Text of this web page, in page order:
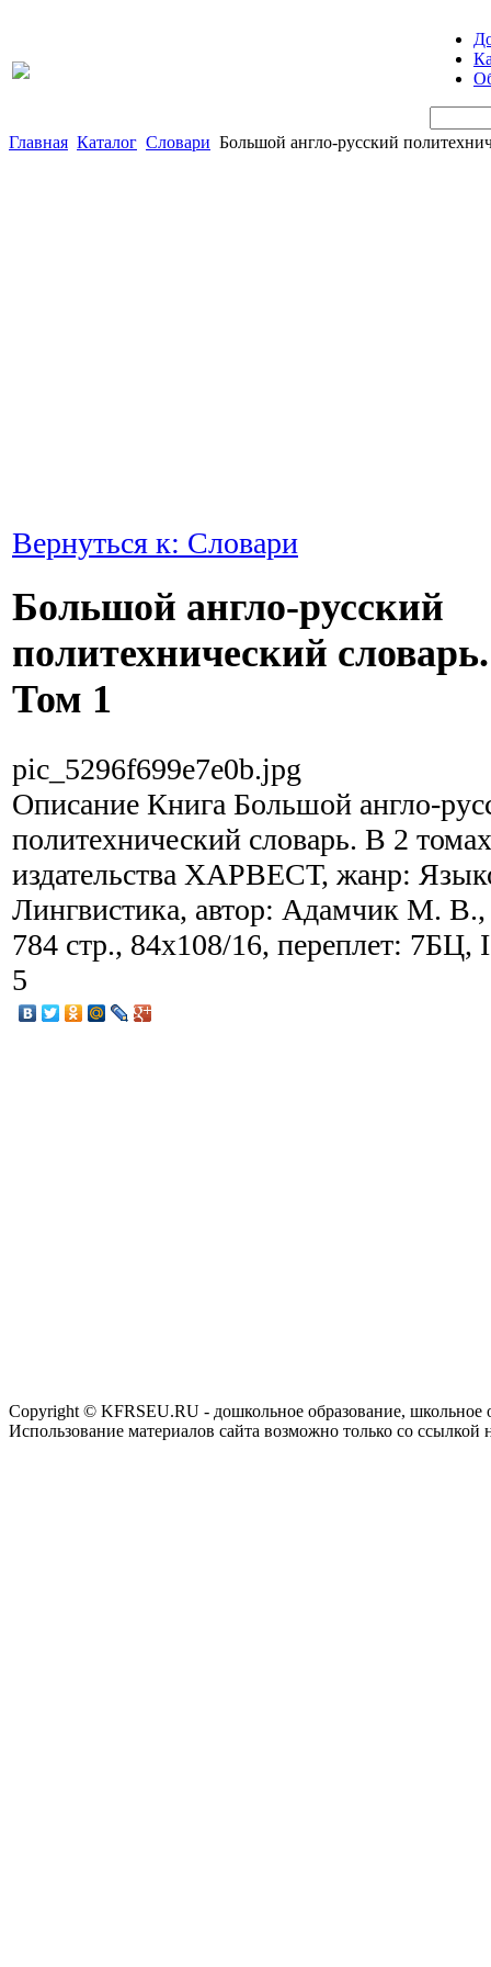
Главная Каталог Словари Большой англо-русский
Вернуться к: Словари
Большой англо-русский
политехнический
Том 1
pic_5296f699e7e0b.jpg
Описание Книга Большой англо-
политехнический словарь. В 2
издательства ХАРВЕСТ, жанр:
Лингвистика, автор: Адамчик М.
784 стр., 84x108/16, переплет: 7БЦ,
5
Copyright © KFRSEU.RU - дошкольное образование, школьное
Использование материалов сайта возможно только со ссылкой